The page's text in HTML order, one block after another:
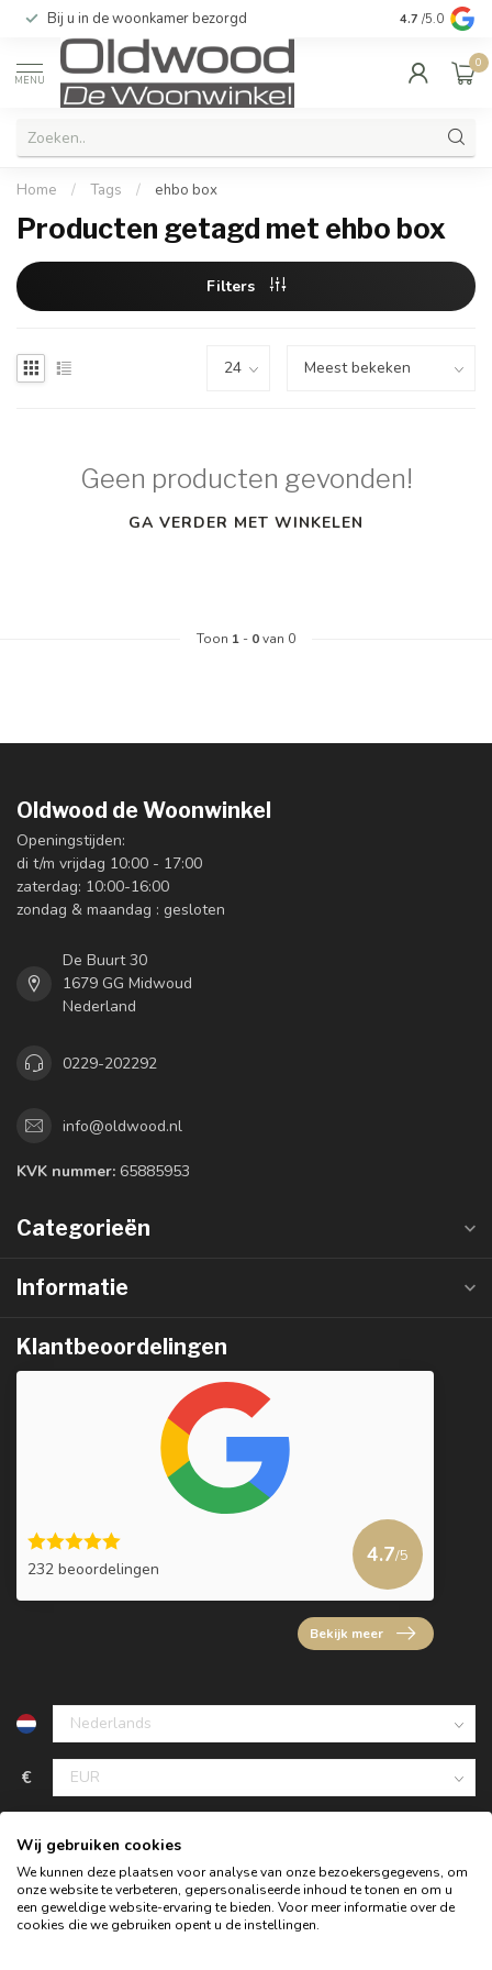
Bij u in de woonkamer bezorgd Kwaliteit &
4.7 /5.0
MENU
0
Home / Tags / ehbo box
Producten getagd met ehbo box
Filters
Geen producten gevonden!
GA VERDER MET WINKELEN
Toon 1 - 0van 0
Oldwood de Woonwinkel
Openingstijden:
di t/m vrijdag 10:00 - 17:00
zaterdag: 10:00-16:00
zondag & maandag : gesloten
De Buurt 30
1679 GG Midwoud
Nederland
0229-202292
info@oldwood.nl
KVK nummer: 65885953
Categorieën
Informatie
Klantbeoordelingen
232 beoordelingen
4.7/5
Bekijk meer
€
Wij gebruiken cookies
We kunnen deze plaatsen voor analyse van onze bezoekersgegevens, om
onze website te verbeteren, gepersonaliseerde inhoud te tonen en om u
een geweldige website-ervaring te bieden. Voor meer informatie over de
cookies die we gebruiken opent u de instellingen.